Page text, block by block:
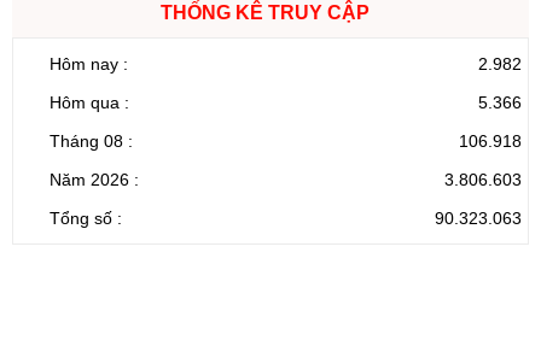
THỐNG KÊ TRUY CẬP
Hôm nay :
2.982
Hôm qua :
5.366
Tháng 08 :
106.918
Năm 2026 :
3.806.603
Tổng số :
90.323.063